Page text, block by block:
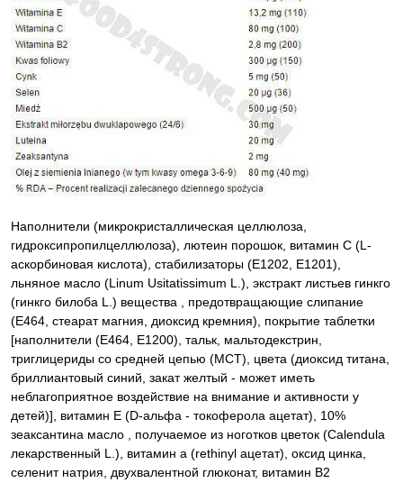
Наполнители (микрокристаллическая целлюлоза,
гидроксипропилцеллюлоза), лютеин порошок, витамин С (L-
аскорбиновая кислота), стабилизаторы (E1202, E1201),
льняное масло (Linum Usitatissimum L.), экстракт листьев гинкго
(гинкго билоба L.) вещества , предотвращающие слипание
(E464, стеарат магния, диоксид кремния), покрытие таблетки
[наполнители (E464, E1200), тальк, мальтодекстрин,
триглицериды со средней цепью (MCT), цвета (диоксид титана,
бриллиантовый синий, закат желтый - может иметь
неблагоприятное воздействие на внимание и активности у
детей)], витамин Е (D-альфа - токоферола ацетат), 10%
зеаксантина масло , получаемое из ноготков цветок (Calendula
лекарственный L.), витамин а (rethinyl ацетат), оксид цинка,
селенит натрия, двухвалентной глюконат, витамин В2